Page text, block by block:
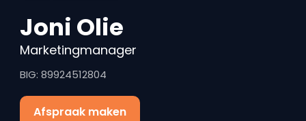
Joni Olie
Marketingmanager
BIG: 89924512804
Afspraak maken